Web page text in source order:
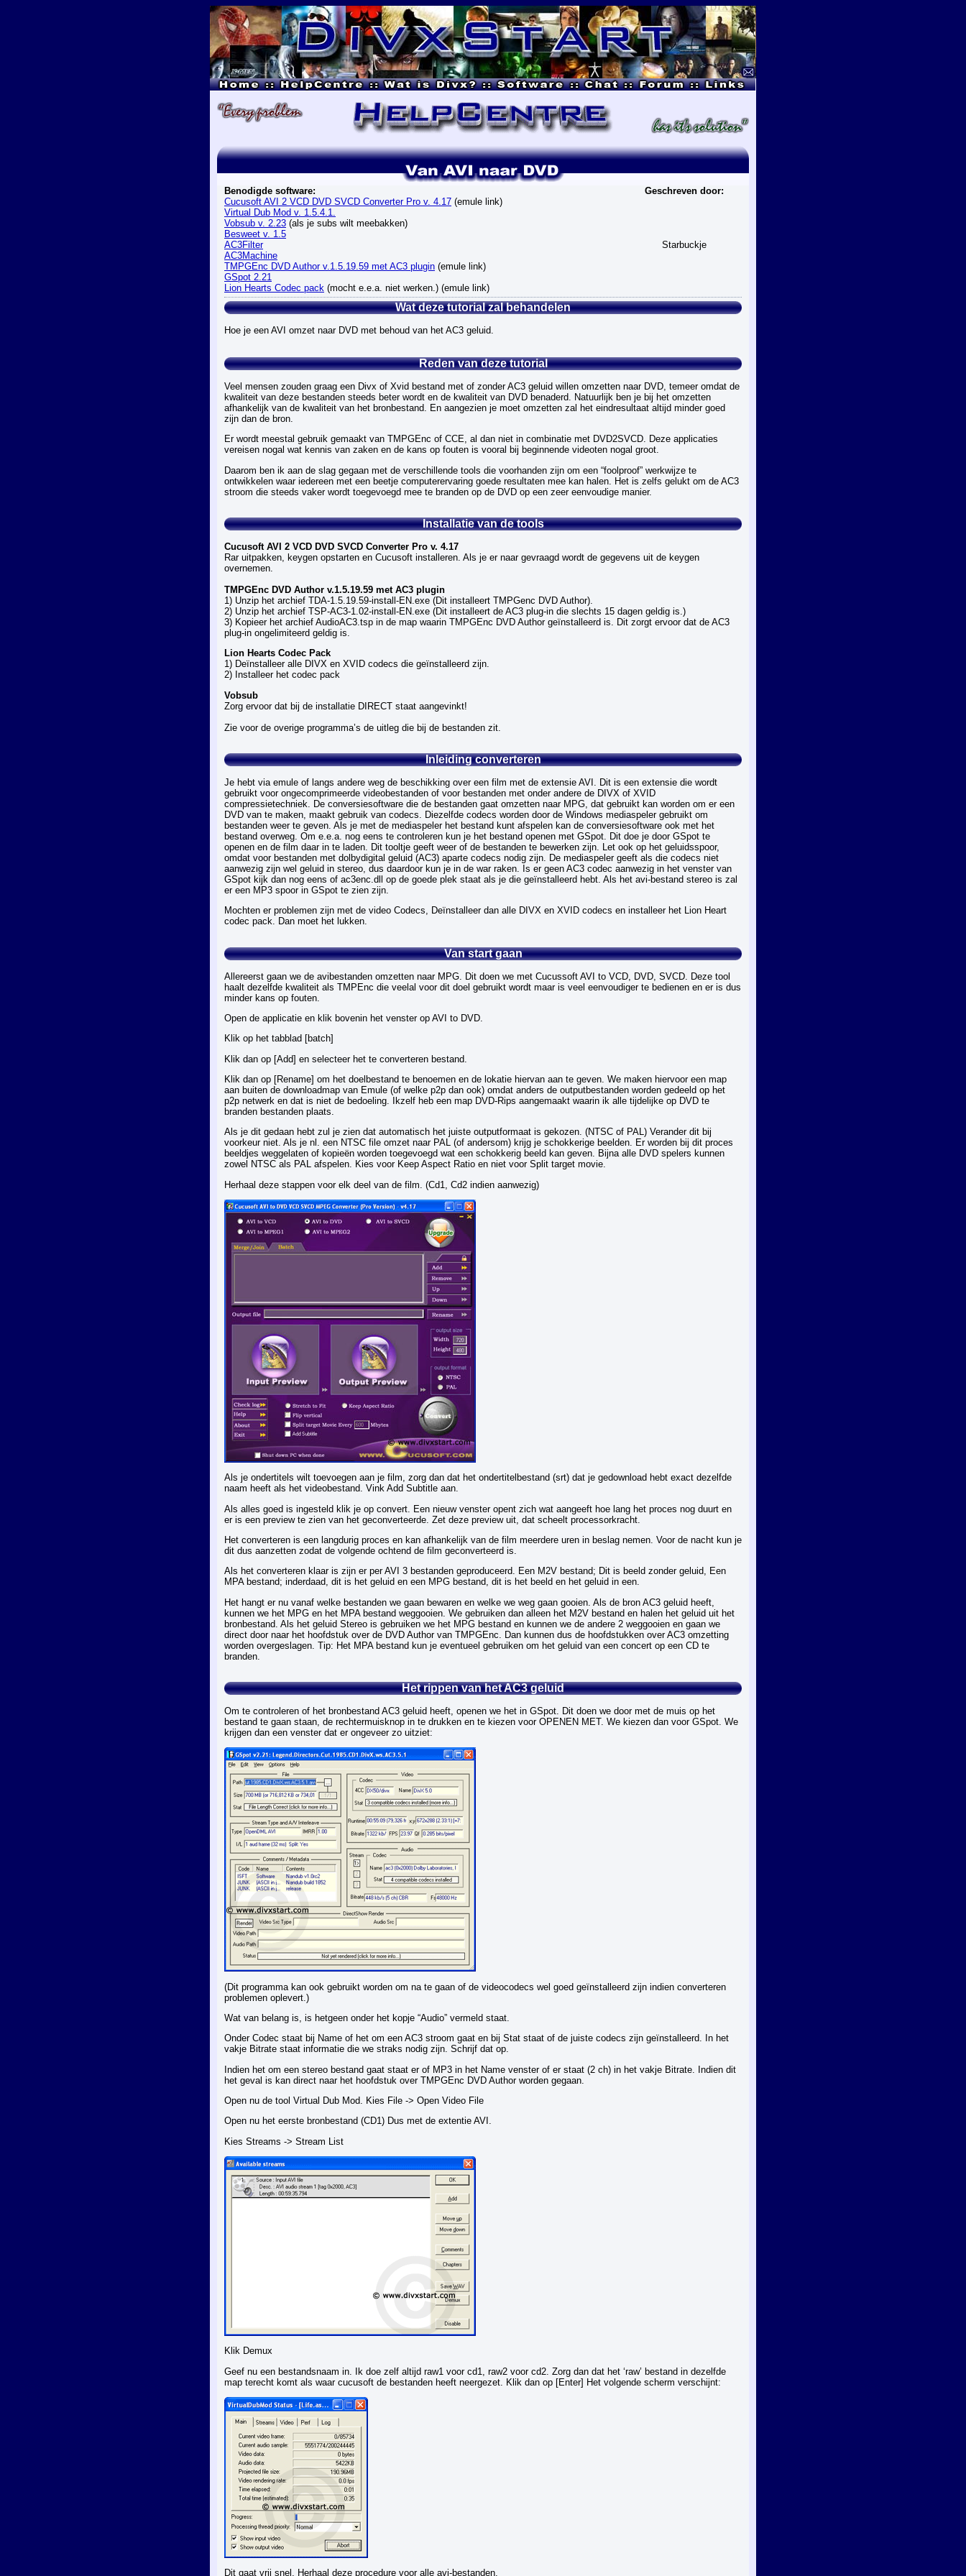
Benodigde software:
Geschreven door:
Cucusoft AVI 2 VCD DVD SVCD Converter Pro v. 4.17 (emule link)
Virtual Dub Mod v. 1.5.4.1.
Vobsub v. 2.23 (als je subs wilt meebakken)
Besweet v. 1.5
AC3Filter
AC3Machine
TMPGEnc DVD Author v.1.5.19.59 met AC3 plugin (emule link)
GSpot 2.21
Lion Hearts Codec pack (mocht e.e.a. niet werken.) (emule link)
Starbuckje
Wat deze tutorial zal behandelen
Hoe je een AVI omzet naar DVD met behoud van het AC3 geluid.
Reden van deze tutorial
Veel mensen zouden graag een Divx of Xvid bestand met of zonder AC3 geluid willen omzetten naar DVD, temeer omdat de
kwaliteit van deze bestanden steeds beter wordt en de kwaliteit van DVD benaderd. Natuurlijk ben je bij het omzetten
afhankelijk van de kwaliteit van het bronbestand. En aangezien je moet omzetten zal het eindresultaat altijd minder goed
zijn dan de bron.
Er wordt meestal gebruik gemaakt van TMPGEnc of CCE, al dan niet in combinatie met DVD2SVCD. Deze applicaties
vereisen nogal wat kennis van zaken en de kans op fouten is vooral bij beginnende videoten nogal groot.
Daarom ben ik aan de slag gegaan met de verschillende tools die voorhanden zijn om een “foolproof” werkwijze te
ontwikkelen waar iedereen met een beetje computerervaring goede resultaten mee kan halen. Het is zelfs gelukt om de AC3
stroom die steeds vaker wordt toegevoegd mee te branden op de DVD op een zeer eenvoudige manier.
Installatie van de tools
Cucusoft AVI 2 VCD DVD SVCD Converter Pro v. 4.17
Rar uitpakken, keygen opstarten en Cucusoft installeren. Als je er naar gevraagd wordt de gegevens uit de keygen
overnemen.
TMPGEnc DVD Author v.1.5.19.59 met AC3 plugin
1) Unzip het archief TDA-1.5.19.59-install-EN.exe (Dit installeert TMPGenc DVD Author).
2) Unzip het archief TSP-AC3-1.02-install-EN.exe (Dit installeert de AC3 plug-in die slechts 15 dagen geldig is.)
3) Kopieer het archief AudioAC3.tsp in de map waarin TMPGEnc DVD Author geïnstalleerd is. Dit zorgt ervoor dat de AC3
plug-in ongelimiteerd geldig is.
Lion Hearts Codec Pack
1) Deïnstalleer alle DIVX en XVID codecs die geïnstalleerd zijn.
2) Installeer het codec pack
Vobsub
Zorg ervoor dat bij de installatie DIRECT staat aangevinkt!
Zie voor de overige programma’s de uitleg die bij de bestanden zit.
Inleiding converteren
Je hebt via emule of langs andere weg de beschikking over een film met de extensie AVI. Dit is een extensie die wordt
gebruikt voor ongecomprimeerde videobestanden of voor bestanden met onder andere de DIVX of XVID
compressietechniek. De conversiesoftware die de bestanden gaat omzetten naar MPG, dat gebruikt kan worden om er een
DVD van te maken, maakt gebruik van codecs. Diezelfde codecs worden door de Windows mediaspeler gebruikt om
bestanden weer te geven. Als je met de mediaspeler het bestand kunt afspelen kan de conversiesoftware ook met het
bestand overweg. Om e.e.a. nog eens te controleren kun je het bestand openen met GSpot. Dit doe je door GSpot te
openen en de film daar in te laden. Dit tooltje geeft weer of de bestanden te bewerken zijn. Let ook op het geluidsspoor,
omdat voor bestanden met dolbydigital geluid (AC3) aparte codecs nodig zijn. De mediaspeler geeft als die codecs niet
aanwezig zijn wel geluid in stereo, dus daardoor kun je in de war raken. Is er geen AC3 codec aanwezig in het venster van
GSpot kijk dan nog eens of ac3enc.dll op de goede plek staat als je die geïnstalleerd hebt. Als het avi-bestand stereo is zal
er een MP3 spoor in GSpot te zien zijn.
Mochten er problemen zijn met de video Codecs, Deïnstalleer dan alle DIVX en XVID codecs en installeer het Lion Heart
codec pack. Dan moet het lukken.
Van start gaan
Allereerst gaan we de avibestanden omzetten naar MPG. Dit doen we met Cucussoft AVI to VCD, DVD, SVCD. Deze tool
haalt dezelfde kwaliteit als TMPEnc die veelal voor dit doel gebruikt wordt maar is veel eenvoudiger te bedienen en er is dus
minder kans op fouten.
Open de applicatie en klik bovenin het venster op AVI to DVD.
Klik op het tabblad [batch]
Klik dan op [Add] en selecteer het te converteren bestand.
Klik dan op [Rename] om het doelbestand te benoemen en de lokatie hiervan aan te geven. We maken hiervoor een map
aan buiten de downloadmap van Emule (of welke p2p dan ook) omdat anders de outputbestanden worden gedeeld op het
p2p netwerk en dat is niet de bedoeling. Ikzelf heb een map DVD-Rips aangemaakt waarin ik alle tijdelijke op DVD te
branden bestanden plaats.
Als je dit gedaan hebt zul je zien dat automatisch het juiste outputformaat is gekozen. (NTSC of PAL) Verander dit bij
voorkeur niet. Als je nl. een NTSC file omzet naar PAL (of andersom) krijg je schokkerige beelden. Er worden bij dit proces
beeldjes weggelaten of kopieën worden toegevoegd wat een schokkerig beeld kan geven. Bijna alle DVD spelers kunnen
zowel NTSC als PAL afspelen. Kies voor Keep Aspect Ratio en niet voor Split target movie.
Herhaal deze stappen voor elk deel van de film. (Cd1, Cd2 indien aanwezig)
Als je ondertitels wilt toevoegen aan je film, zorg dan dat het ondertitelbestand (srt) dat je gedownload hebt exact dezelfde
naam heeft als het videobestand. Vink Add Subtitle aan.
Als alles goed is ingesteld klik je op convert. Een nieuw venster opent zich wat aangeeft hoe lang het proces nog duurt en
er is een preview te zien van het geconverteerde. Zet deze preview uit, dat scheelt processorkracht.
Het converteren is een langdurig proces en kan afhankelijk van de film meerdere uren in beslag nemen. Voor de nacht kun je
dit dus aanzetten zodat de volgende ochtend de film geconverteerd is.
Als het converteren klaar is zijn er per AVI 3 bestanden geproduceerd. Een M2V bestand; Dit is beeld zonder geluid, Een
MPA bestand; inderdaad, dit is het geluid en een MPG bestand, dit is het beeld en het geluid in een.
Het hangt er nu vanaf welke bestanden we gaan bewaren en welke we weg gaan gooien. Als de bron AC3 geluid heeft,
kunnen we het MPG en het MPA bestand weggooien. We gebruiken dan alleen het M2V bestand en halen het geluid uit het
bronbestand. Als het geluid Stereo is gebruiken we het MPG bestand en kunnen we de andere 2 weggooien en gaan we
direct door naar het hoofdstuk over de DVD Author van TMPGEnc. Dan kunnen dus de hoofdstukken over AC3 omzetting
worden overgeslagen. Tip: Het MPA bestand kun je eventueel gebruiken om het geluid van een concert op een CD te
branden.
Het rippen van het AC3 geluid
Om te controleren of het bronbestand AC3 geluid heeft, openen we het in GSpot. Dit doen we door met de muis op het
bestand te gaan staan, de rechtermuisknop in te drukken en te kiezen voor OPENEN MET. We kiezen dan voor GSpot. We
krijgen dan een venster dat er ongeveer zo uitziet:
(Dit programma kan ook gebruikt worden om na te gaan of de videocodecs wel goed geïnstalleerd zijn indien converteren
problemen oplevert.)
Wat van belang is, is hetgeen onder het kopje “Audio” vermeld staat.
Onder Codec staat bij Name of het om een AC3 stroom gaat en bij Stat staat of de juiste codecs zijn geïnstalleerd. In het
vakje Bitrate staat informatie die we straks nodig zijn. Schrijf dat op.
Indien het om een stereo bestand gaat staat er of MP3 in het Name venster of er staat (2 ch) in het vakje Bitrate. Indien dit
het geval is kan direct naar het hoofdstuk over TMPGEnc DVD Author worden gegaan.
Open nu de tool Virtual Dub Mod. Kies File -> Open Video File
Open nu het eerste bronbestand (CD1) Dus met de extentie AVI.
Kies Streams -> Stream List
Klik Demux
Geef nu een bestandsnaam in. Ik doe zelf altijd raw1 voor cd1, raw2 voor cd2. Zorg dan dat het ‘raw’ bestand in dezelfde
map terecht komt als waar cucusoft de bestanden heeft neergezet. Klik dan op [Enter] Het volgende scherm verschijnt:
Dit gaat vrij snel. Herhaal deze procedure voor alle avi-bestanden.